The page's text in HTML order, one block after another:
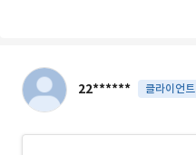
22****** 클라이언트